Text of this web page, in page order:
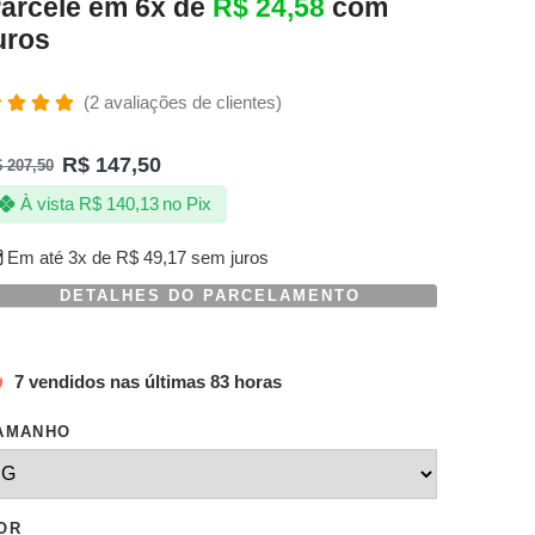
em 6x de R$ 24,58 com
de 5,
(2avaliações de clientes)
207,50 R$ 147,50
Em até 3x de R$49,17sem juros
À vista R$140,13 no Pix
DETALHES DO PARCELAMENTO
7 vendidos nas últimas 83 horas